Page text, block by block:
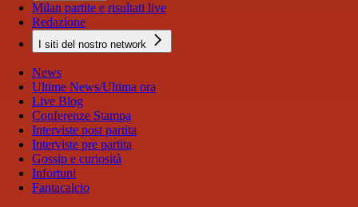
Milan partite e risultati live
Redazione
I siti del nostro network
News
Ultime News/Ultima ora
Live Blog
Conferenze Stampa
Interviste post partita
Interviste pre partita
Gossip e curiosità
Infortuni
Fantacalcio